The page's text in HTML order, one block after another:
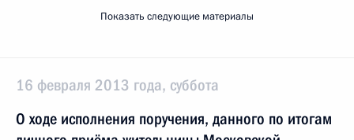
Показать следующие материалы
16 февраля 2013 года, суббота
О ходе исполнения поручения, данного по итогам